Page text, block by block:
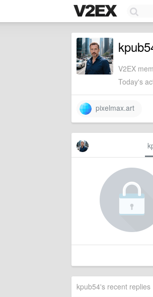
V2EX
Today's
pixelmax.art
kpub54's recent replies